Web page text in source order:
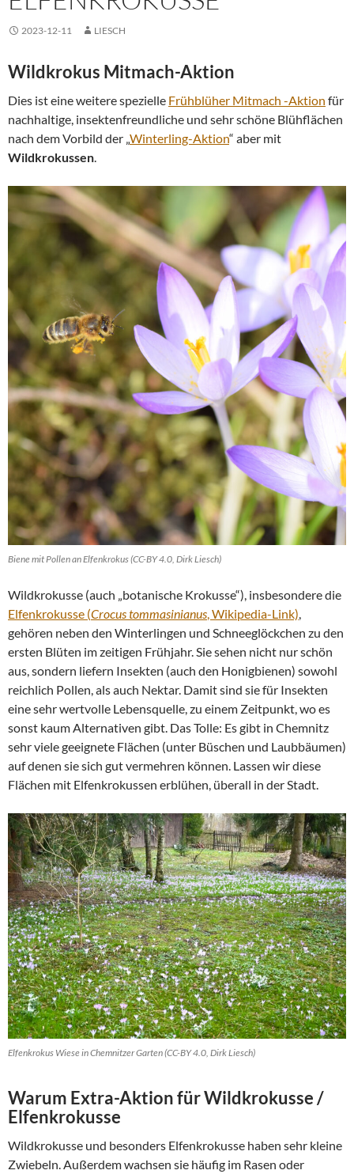
2023-12-11 LIESCH
Wildkrokus Mitmach-Aktion
Dies ist eine weitere spezielle Frühblüher Mitmach -Aktion für
nachhaltige, insektenfreundliche und sehr schöne Blühflächen
nach dem Vorbild der „ Winterling-Aktion“ aber mit
Wildkrokussen
Biene mit Pollen an Elfenkrokus (CC-BY 4.0, Dirk Liesch)
Wildkrokusse (auch „botanische Krokusse“), insbesondere die
Elfenkrokusse (Crocus tommasinianus , Wikipedia-Link)
gehören neben den Winterlingen und Schneeglöckchen zu den
ersten Blüten im zeitigen Frühjahr. Sie sehen nicht nur schön
aus, sondern liefern Insekten (auch den Honigbienen) sowohl
reichlich Pollen, als auch Nektar. Damit sind sie für Insekten
eine sehr wertvolle Lebensquelle, zu einem Zeitpunkt, wo es
sonst kaum Alternativen gibt. Das Tolle: Es gibt in Chemnitz
sehr viele geeignete Flächen (unter Büschen und Laubbäumen)
auf denen sie sich gut vermehren können. Lassen wir diese
Flächen mit Elfenkrokussen erblühen, überall in der Stadt.
Elfenkrokus Wiese in Chemnitzer Garten (CC-BY 4.0, Dirk Liesch)
Warum Extra-Aktion für Wildkrokusse /
Elfenkrokusse
Wildkrokusse und besonders Elfenkrokusse haben sehr kleine
Zwiebeln. Außerdem wachsen sie häufig im Rasen oder